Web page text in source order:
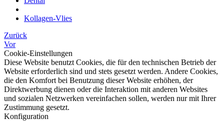
Kollagen-Vlies
Zurück
Vor
Cookie-Einstellungen
Diese Website benutzt Cookies, die für den technischen Betrieb der
Website erforderlich sind und stets gesetzt werden. Andere Cookies,
die den Komfort bei Benutzung dieser Website erhöhen, der
Direktwerbung dienen oder die Interaktion mit anderen Websites
und sozialen Netzwerken vereinfachen sollen, werden nur mit Ihrer
Zustimmung gesetzt.
Konfiguration